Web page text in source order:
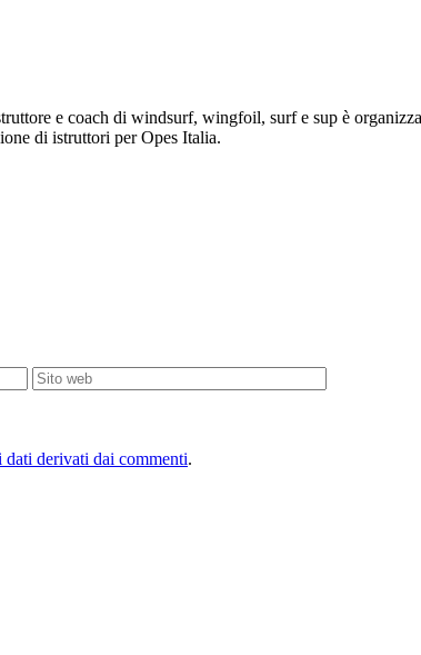
e coach di windsurf, wingfoil, surf e sup è
di istruttori per Opes Italia.
dati derivati dai commenti.